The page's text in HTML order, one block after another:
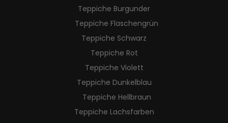
Teppiche Burgunder
Teppiche Flaschengrün
Teppiche Schwarz
Teppiche Rot
Teppiche Violett
Teppiche Dunkelblau
Teppiche Hellbraun
Teppiche Lachsfarben